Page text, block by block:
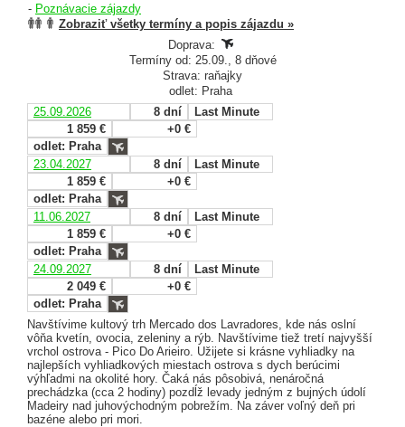
- Poznávacie zájazdy
Zobraziť všetky termíny a popis zájazdu »
Doprava:
Termíny od: 25.09., 8 dňové
Strava: raňajky
odlet: Praha
25.09.2026
8 dní
Last Minute
1 859 €
+0 €
odlet: Praha
23.04.2027
8 dní
Last Minute
1 859 €
+0 €
odlet: Praha
11.06.2027
8 dní
Last Minute
1 859 €
+0 €
odlet: Praha
24.09.2027
8 dní
Last Minute
2 049 €
+0 €
odlet: Praha
Navštívime kultový trh Mercado dos Lavradores, kde nás oslní
vôňa kvetín, ovocia, zeleniny a rýb. Navštívime tiež tretí najvyšší
vrchol ostrova - Pico Do Arieiro. Užijete si krásne vyhliadky na
najlepších vyhliadkových miestach ostrova s dych berúcimi
výhľadmi na okolité hory. Čaká nás pôsobivá, nenáročná
prechádzka (cca 2 hodiny) pozdĺž levady jedným z bujných údolí
Madeiry nad juhovýchodným pobrežím. Na záver voľný deň pri
bazéne alebo pri mori.